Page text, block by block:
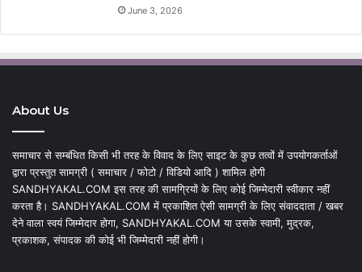
June 3, 2026
About Us
समाचार से सम्बंधित किसी भी तरह के विवाद के लिए साइट के कुछ तत्वों में उपयोगकर्ताओं
द्वारा प्रस्तुत सामग्री ( समाचार / फोटो / विडियो आदि ) शामिल होगी
SANDHYAKAL.COM इस तरह की सामग्रियों के लिए कोई जिम्मेदारी स्वीकार नहीं
करता है। SANDHYAKAL.COM में प्रकाशित ऐसी सामग्री के लिए संवाददाता / खबर
देने वाला स्वयं जिम्मेदार होगा, SANDHYAKAL.COM या उसके स्वामी, मुद्रक,
प्रकाशक, संपादक की कोई भी जिम्मेदारी नहीं होगी।